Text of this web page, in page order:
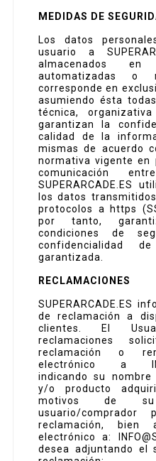
MEDIDAS DE
Los datos
usuario a
almacenados
automatizadas o
corresponde en
asumiendo ésta
técnica,
garantizan la
calidad de la
mismas de acuerdo
normativa vigente en
comunicación
SUPERARCADE.ES
los datos
protocolos a https
por tanto,
condiciones de
confidencialidad
garantizada.
RECLAMACIONES
SUPERARCADE.ES
de reclamación a
clientes. El
reclamaciones
reclamación o
electrónico a
indicando su
y/o producto
motivos de su
usuario/
reclamación,
electrónico a:
desea adjuntando el